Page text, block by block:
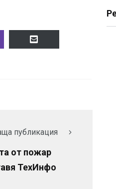
публикация
от пожар
ТехИнфо